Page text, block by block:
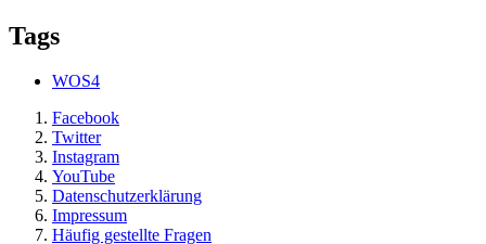
Tags
WOS4
Facebook
Twitter
Instagram
YouTube
Datenschutzerklärung
Impressum
Häufig gestellte Fragen